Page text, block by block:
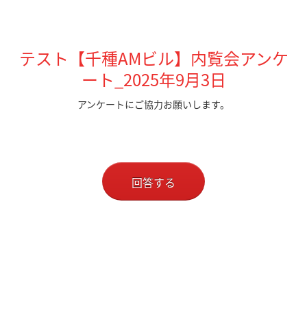
テスト【千種AMビル】内覧会アンケ
ート_2025年9月3日
アンケートにご協力お願いします。
回答する